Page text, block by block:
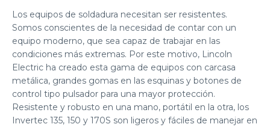
Los equipos de soldadura necesitan ser resistentes.
Somos conscientes de la necesidad de contar con un
equipo moderno, que sea capaz de trabajar en las
condiciones más extremas. Por este motivo, Lincoln
Electric ha creado esta gama de equipos con carcasa
metálica, grandes gomas en las esquinas y botones de
control tipo pulsador para una mayor protección.
Resistente y robusto en una mano, portátil en la otra, los
Invertec 135, 150 y 170S son ligeros y fáciles de manejar en